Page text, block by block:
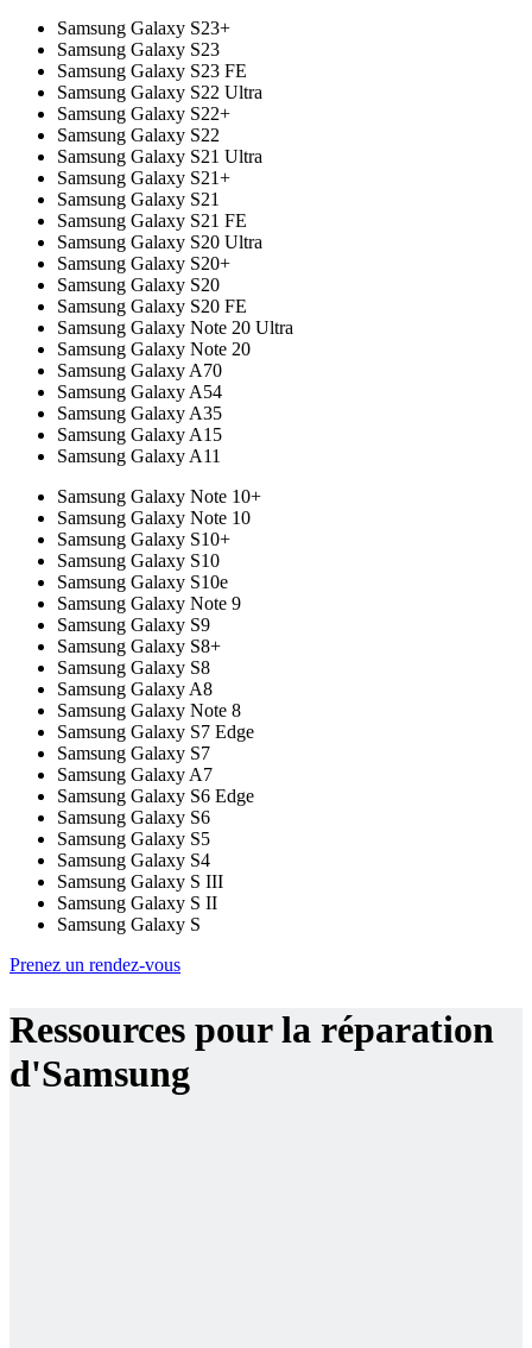
Samsung Galaxy S23+
Samsung Galaxy S23
Samsung Galaxy S23 FE
Samsung Galaxy S22 Ultra
Samsung Galaxy S22+
Samsung Galaxy S22
Samsung Galaxy S21 Ultra
Samsung Galaxy S21+
Samsung Galaxy S21
Samsung Galaxy S21 FE
Samsung Galaxy S20 Ultra
Samsung Galaxy S20+
Samsung Galaxy S20
Samsung Galaxy S20 FE
Samsung Galaxy Note 20 Ultra
Samsung Galaxy Note 20
Samsung Galaxy A70
Samsung Galaxy A54
Samsung Galaxy A35
Samsung Galaxy A15
Samsung Galaxy A11
Samsung Galaxy Note 10+
Samsung Galaxy Note 10
Samsung Galaxy S10+
Samsung Galaxy S10
Samsung Galaxy S10e
Samsung Galaxy Note 9
Samsung Galaxy S9
Samsung Galaxy S8+
Samsung Galaxy S8
Samsung Galaxy A8
Samsung Galaxy Note 8
Samsung Galaxy S7 Edge
Samsung Galaxy S7
Samsung Galaxy A7
Samsung Galaxy S6 Edge
Samsung Galaxy S6
Samsung Galaxy S5
Samsung Galaxy S4
Samsung Galaxy S III
Samsung Galaxy S II
Samsung Galaxy S
Prenez un rendez-vous
Ressources pour la réparation
d'Samsung